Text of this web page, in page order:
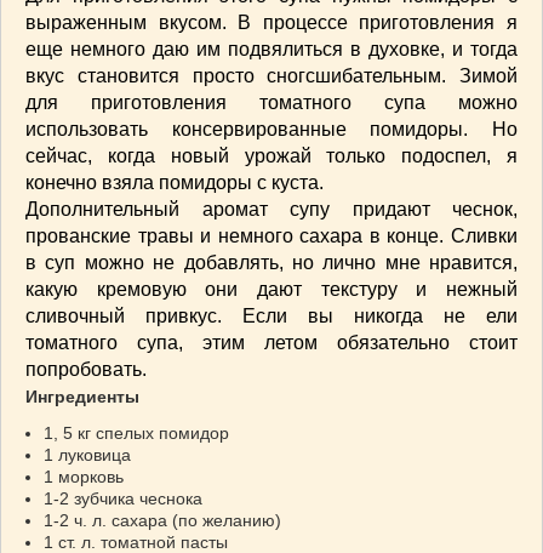
СОУСЫ(6)
ПЕЧЕМ ВМЕСТЕ(257)
Блинчики(13)
Печенье(22)
Пироги
(139)
Пирожные(13)
Торты(54)
Торты без выпечки(7)
НАПИТКИ(26)
КРАСОТА И ЗДОРОВЬЕ
(185)
САМОРАЗВИТИЕ
ИНТЕРЕСНЫЕ НОВОСТИ
СТАТЬИ
отдых(25)
ЛЕЧЕБНЫЕ СВОЙСТВА ПИЩЕВЫХ РАСТЕНИЙ
(56)
СЕМЬЯ (107)
выраженным вкусом. В процессе приготовления я
еще немного даю им подвялиться в духовке, и тогда
вкус становится просто сногсшибательным. Зимой
для приготовления томатного супа можно
использовать консервированные помидоры. Но
сейчас, когда новый урожай только подоспел, я
конечно взяла помидоры с куста.
Дополнительный аромат супу придают чеснок,
прованские травы и немного сахара в конце. Сливки
в суп можно не добавлять, но лично мне нравится,
какую кремовую они дают текстуру и нежный
сливочный привкус. Если вы никогда не ели
томатного супа, этим летом обязательно стоит
попробовать.
Ингредиенты
1, 5 кг спелых помидор
1 луковица
1 морковь
1-2 зубчика чеснока
1-2 ч. л. сахара (по желанию)
1 ст. л. томатной пасты